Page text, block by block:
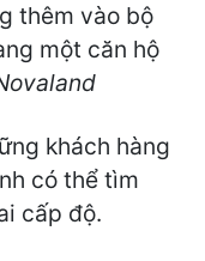
thêm vào bộ
một căn hộ
khách hàng
có thể tìm
cấp độ.